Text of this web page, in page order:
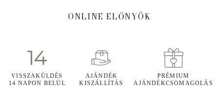
ONLINE ELŐNYÖK
VISSZAKÜLDÉS
14 NAPON BELÜL
AJÁNDÉK
KISZÁLLÍTÁS
PRÉMIUM
AJÁNDÉKCSOMAGOLÁS